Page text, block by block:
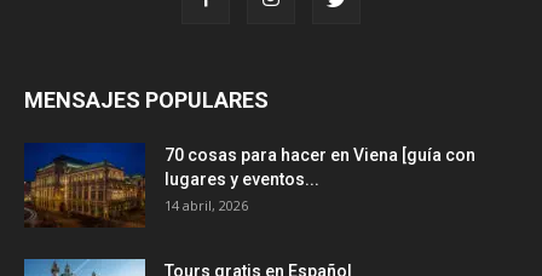
MENSAJES POPULARES
70 cosas para hacer en Viena [guía con
lugares y eventos...
14 abril, 2026
Tours gratis en Español